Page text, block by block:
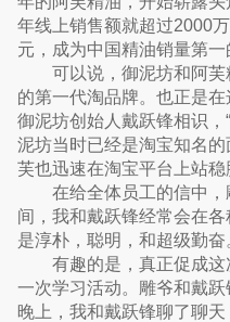
年线上销售额就超过2000
元，成为中国精油销量第一
可以说，御泥坊和阿
的第一代淘品牌。也正是
御泥坊创始人戴跃锋相识
泥坊当时已经是淘宝知名
芙也迅速在淘宝平台上站稳
在给全体员工的信中，
间，我和戴跃锋经常会在
是淳朴，聪明，和超级勤奋
有趣的是，真正促成
一次学习活动。雕爷和戴
晚上，我和戴跃锋聊了聊